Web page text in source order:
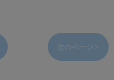
次のページ >